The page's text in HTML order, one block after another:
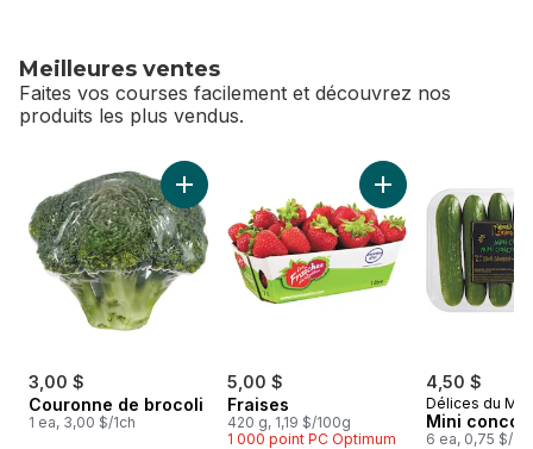
Meilleures ventes
Faites vos courses facilement et découvrez nos
produits les plus vendus.
sauter Meilleures ventes
3,00 $
Couronne de brocoli
1 ea, 3,00 $/1ch
Ajouter Couronne de brocoli au panier
5,00 $
Fraises
420 g, 1,19 $/100g
1 000 point PC Optimum
Ajouter Fraises au
4,50 $
Délices du
Mini
6 ea, 0,75 $/